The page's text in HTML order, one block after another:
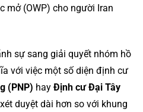
mở (OWP) cho người Iran
sự sang giải quyết nhóm hồ
với việc một số diện định cư
(PNP) hay Định cư Đại Tây
duyệt dài hơn so với khung